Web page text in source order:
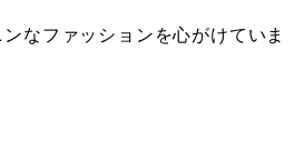
なファッションを心がけていま